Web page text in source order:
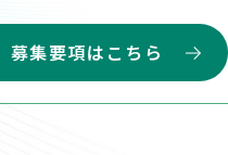
募集要項はこちら